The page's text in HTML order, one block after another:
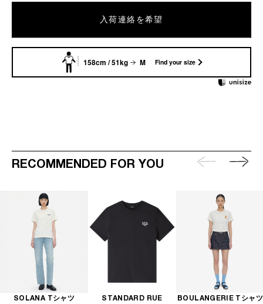
入荷連絡を希望
158cm / 51kg M Find your size
RECOMMENDED FOR YOU
SOLANA Tシャツ
STANDARD RUE
BOULANGERIE Tシャツ